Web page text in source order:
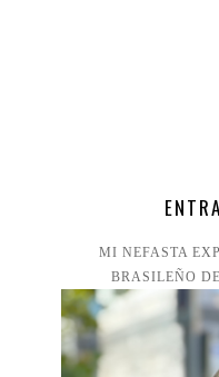
MI NEFASTA
BRASILEÑO